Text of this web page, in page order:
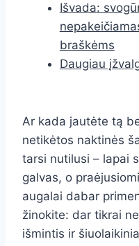
Išvada:
braškėms
Daugiau
Ar kada jautėte tą
netikėtos naktinės
tarsi nutilusi – lapai
galvas, o
augalai dabar
žinokite: dar tikrai
išmintis ir